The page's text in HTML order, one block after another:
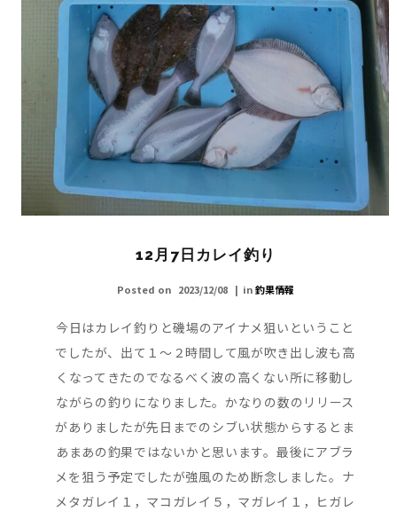
12月7日カレイ釣り
Posted on 2023/12/08 in釣果情報
今日はカレイ釣りと磯場のアイナメ狙いということ
でしたが、出て１～２時間して風が吹き出し波も高
くなってきたのでなるべく波の高くない所に移動し
ながらの釣りになりました。かなりの数のリリース
がありましたが先日までのシブい状態からするとま
あまあの釣果ではないかと思います。最後にアブラ
メを狙う予定でしたが強風のため断念しました。ナ
メタガレイ１，マコガレイ５，マガレイ１，ヒガレ